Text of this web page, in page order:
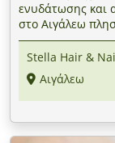
ενυδάτωσης και
στο Αιγάλεω
Stella Hair &
Αιγάλεω